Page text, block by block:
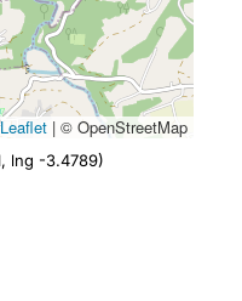
| © OpenStreetMap
lng -3.4789)